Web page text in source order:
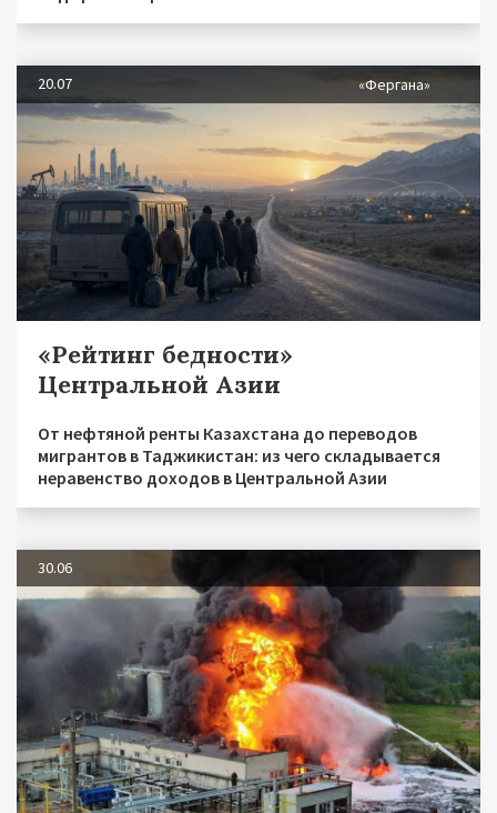
20.07 «Фергана»
«Рейтинг бедности»
Центральной Азии
От нефтяной ренты Казахстана до переводов
мигрантов в Таджикистан: из чего складывается
неравенство доходов в Центральной Азии
30.06